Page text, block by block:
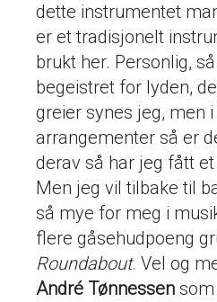
dette instrumentet
er et tradisjonelt
brukt her. Personlig,
begeistret for lyden,
greier synes jeg, men i
arrangementer så er
derav så har jeg fått
Men jeg vil tilbake til
så mye for meg i
flere gåsehudpoeng
Roundabout. Vel og
André Tønnessen